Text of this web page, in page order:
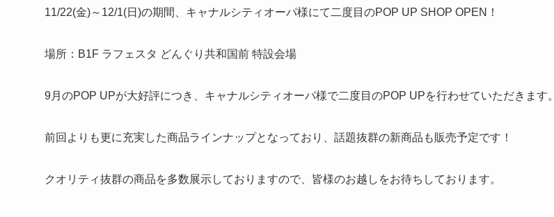
11/22(金)～12/1(日)の期間、キャナルシティオーパ様にて二度目のPOP UP SHOP OPEN！
場所：B1F ラフェスタ どんぐり共和国前 特設会場
9月のPOP UPが大好評につき、キャナルシティオーパ様で二度目のPOP UPを行わせていただきます。
前回よりも更に充実した商品ラインナップとなっており、話題抜群の新商品も販売予定です！
クオリティ抜群の商品を多数展示しておりますので、皆様のお越しをお待ちしております。